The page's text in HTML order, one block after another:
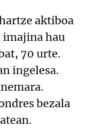
aktiboa
imajina hau
70 urte.
ingelesa.
bezala